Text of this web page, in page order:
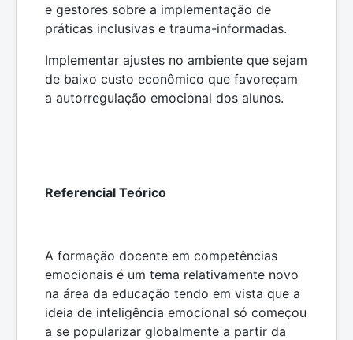
e gestores sobre a implementação de
práticas inclusivas e trauma-informadas.
Implementar ajustes no ambiente que sejam
de baixo custo econômico que favoreçam
a autorregulação emocional dos alunos.
Referencial Teórico
A formação docente em competências
emocionais é um tema relativamente novo
na área da educação tendo em vista que a
ideia de inteligência emocional só começou
a se popularizar globalmente a partir da